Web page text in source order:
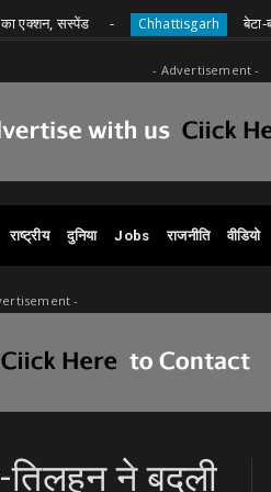
- Advertisement -
राष्ट्रीय दुनिया Jobs राजनीति वीडियो
Chhattisgarh बेटा-बहू की मौत
-
ने बदली